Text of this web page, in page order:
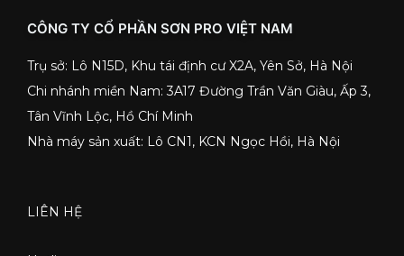
CÔNG TY CỔ PHẦN SƠN PRO VIỆT NAM
Trụ sở: Lô N15D, Khu tái định cư X2A, Yên Sở, Hà Nội
Chi nhánh miền Nam: 3A17 Đường Trần Văn Giàu, Ấp 3,
Tân Vĩnh Lộc, Hồ Chí Minh
Nhà máy sản xuất: Lô CN1, KCN Ngọc Hồi, Hà Nội
LIÊN HỆ